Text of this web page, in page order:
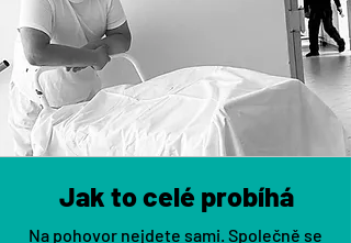
Jak to celé probíhá
Na pohovor nejdete sami. Společně se